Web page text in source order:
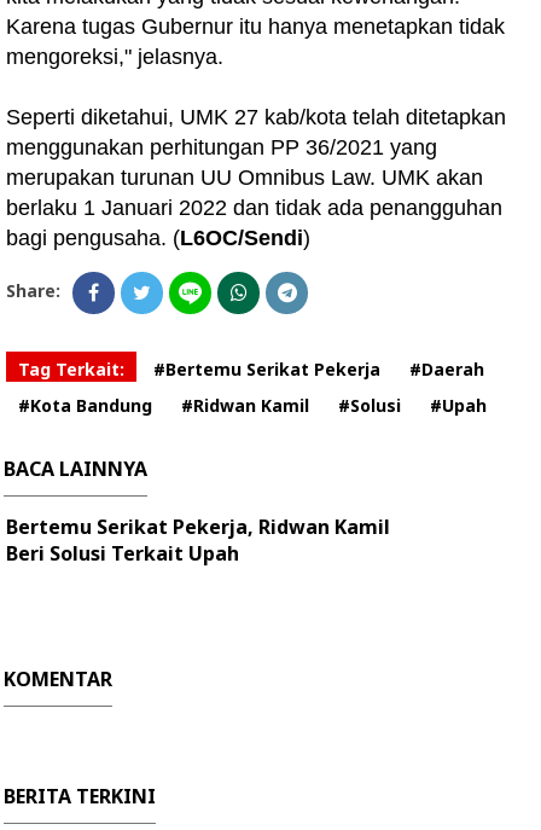
Karena tugas Gubernur itu hanya menetapkan tidak
mengoreksi," jelasnya.
Seperti diketahui, UMK 27 kab/kota telah ditetapkan
menggunakan perhitungan PP 36/2021 yang
merupakan turunan UU Omnibus Law. UMK akan
berlaku 1 Januari 2022 dan tidak ada penangguhan
bagi pengusaha. (L6OC/Sendi)
Share:
Tag Terkait: #Bertemu Serikat Pekerja
#Daerah
#Kota Bandung
#Ridwan Kamil #Solusi #Upah
BACA LAINNYA
Bertemu Serikat Pekerja, Ridwan Kamil
Beri Solusi Terkait Upah
KOMENTAR
BERITA TERKINI